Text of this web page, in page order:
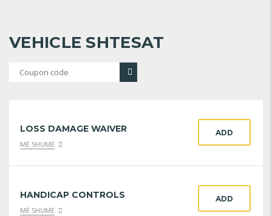
VEHICLE SHTESAT
LOSS DAMAGE WAIVER
MË SHUMË
ADD
HANDICAP CONTROLS
MË SHUMË
ADD